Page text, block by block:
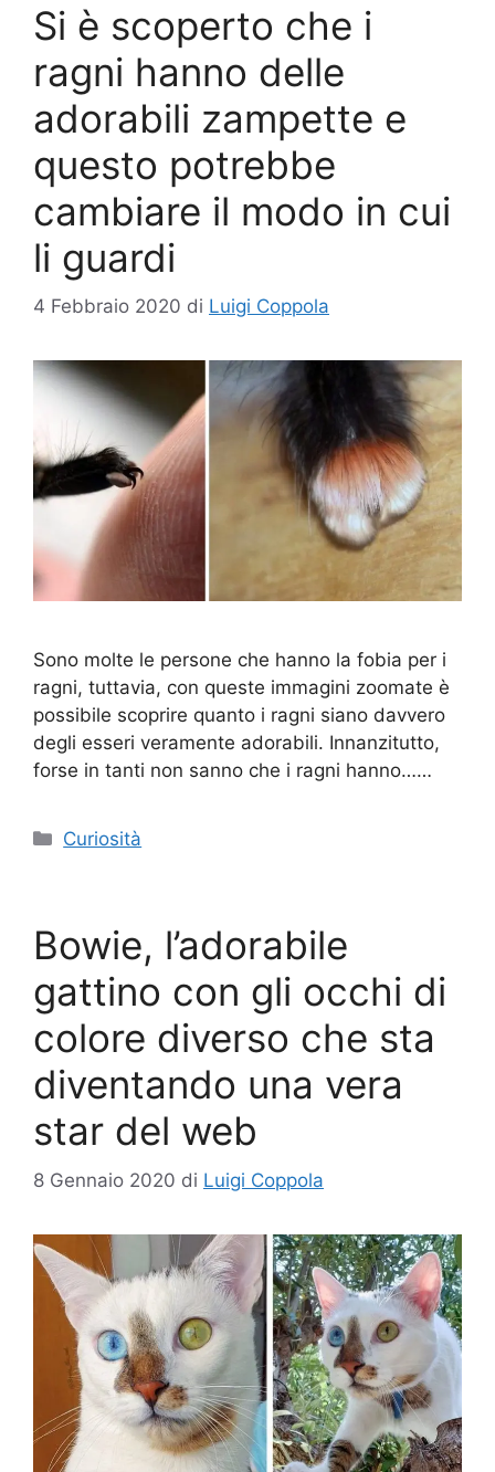
Si è scoperto che i
ragni hanno delle
adorabili zampette e
questo potrebbe
cambiare il modo in cui
li guardi
4 Febbraio 2020 di Luigi Coppola
Sono molte le persone che hanno la fobia per i
ragni, tuttavia, con queste immagini zoomate è
possibile scoprire quanto i ragni siano davvero
degli esseri veramente adorabili. Innanzitutto,
forse in tanti non sanno che i ragni hanno……
Categorie
Curiosità
Bowie, l’adorabile
gattino con gli occhi di
colore diverso che sta
diventando una vera
star del web
8 Gennaio 2020 di Luigi Coppola